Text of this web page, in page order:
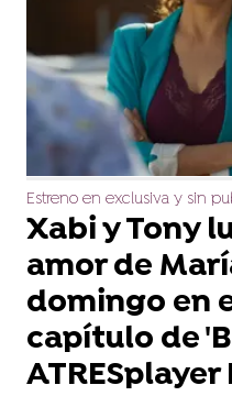
Estreno en exclusiva y sin
Xabi y Tony
amor de
domingo en
capítulo de
ATRESplayer